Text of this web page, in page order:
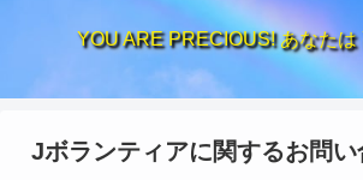
YOU ARE PRECIOUS! あなたは
Jボランティアに関するお問い